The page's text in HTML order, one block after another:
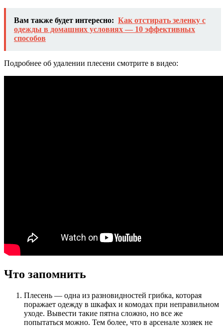
Вам также будет интересно: Как отстирать зеленку с
одежды в домашних условиях — 10 эффективных
способов
Подробнее об удалении плесени смотрите в видео:
Что запомнить
Плесень — одна из разновидностей грибка, которая
поражает одежду в шкафах и комодах при неправильном
уходе. Вывести такие пятна сложно, но все же
попытаться можно. Тем более, что в арсенале хозяек не